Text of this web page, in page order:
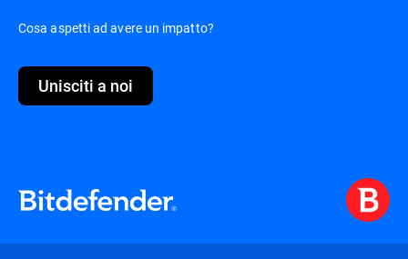
Cosa aspetti ad avere un impatto?
Unisciti a noi